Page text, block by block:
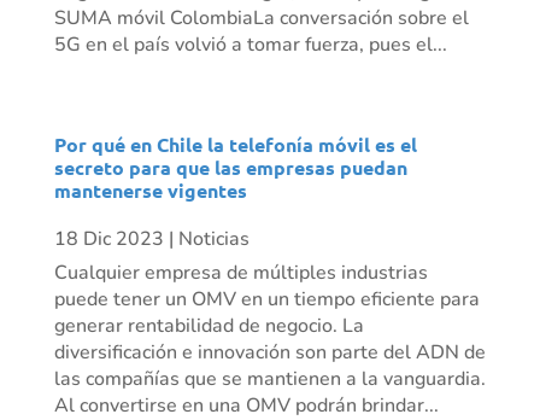
SUMA móvil ColombiaLa conversación sobre el
5G en el país volvió a tomar fuerza, pues el...
Por qué en Chile la telefonía móvil es el
secreto para que las empresas puedan
mantenerse vigentes
18 Dic 2023 | Noticias
Cualquier empresa de múltiples industrias
puede tener un OMV en un tiempo eficiente para
generar rentabilidad de negocio. La
diversificación e innovación son parte del ADN de
las compañías que se mantienen a la vanguardia.
Al convertirse en una OMV podrán brindar...